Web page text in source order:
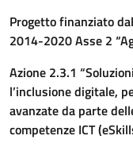
Progetto finanziato
2014-2020 Asse 2
Azione 2.3.1
l’inclusione digitale,
avanzate da parte
competenze ICT